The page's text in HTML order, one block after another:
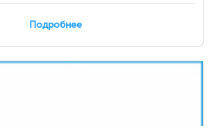
Подробнее